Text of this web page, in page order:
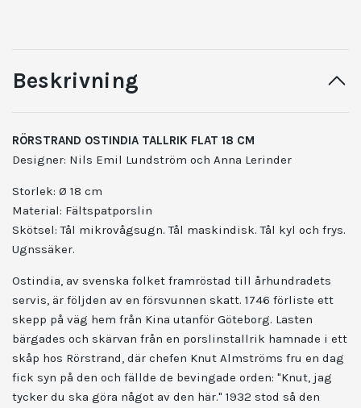
Beskrivning
RÖRSTRAND OSTINDIA TALLRIK FLAT 18 CM
Designer: Nils Emil Lundström och Anna Lerinder
Storlek: Ø 18 cm
Material: Fältspatporslin
Skötsel: Tål mikrovågsugn. Tål maskindisk. Tål kyl och frys.
Ugnssäker.
Ostindia, av svenska folket framröstad till århundradets
servis, är följden av en försvunnen skatt. 1746 förliste ett
skepp på väg hem från Kina utanför Göteborg. Lasten
bärgades och skärvan från en porslinstallrik hamnade i ett
skåp hos Rörstrand, där chefen Knut Almströms fru en dag
fick syn på den och fällde de bevingade orden: "Knut, jag
tycker du ska göra något av den här." 1932 stod så den